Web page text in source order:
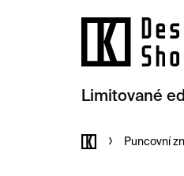
Limitované
DomůPuncovní